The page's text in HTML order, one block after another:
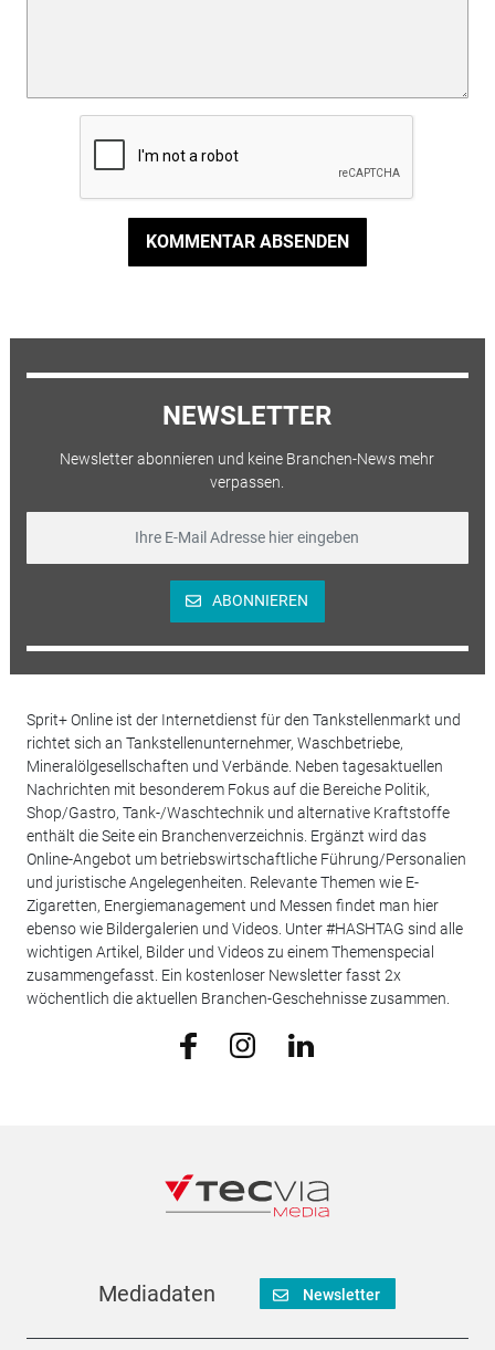
KOMMENTAR ABSENDEN
NEWSLETTER
Newsletter abonnieren und keine Branchen-News mehr
verpassen.
ABONNIEREN
Sprit+ Online ist der Internetdienst für den Tankstellenmarkt und
richtet sich an Tankstellenunternehmer, Waschbetriebe,
Mineralölgesellschaften und Verbände. Neben tagesaktuellen
Nachrichten mit besonderem Fokus auf die Bereiche Politik,
Shop/Gastro, Tank-/Waschtechnik und alternative Kraftstoffe
enthält die Seite ein Branchenverzeichnis. Ergänzt wird das
Online-Angebot um betriebswirtschaftliche Führung/Personalien
und juristische Angelegenheiten. Relevante Themen wie E-
Zigaretten, Energiemanagement und Messen findet man hier
ebenso wie Bildergalerien und Videos. Unter #HASHTAG sind alle
wichtigen Artikel, Bilder und Videos zu einem Themenspecial
zusammengefasst. Ein kostenloser Newsletter fasst 2x
wöchentlich die aktuellen Branchen-Geschehnisse zusammen.
Mediadaten Newsletter